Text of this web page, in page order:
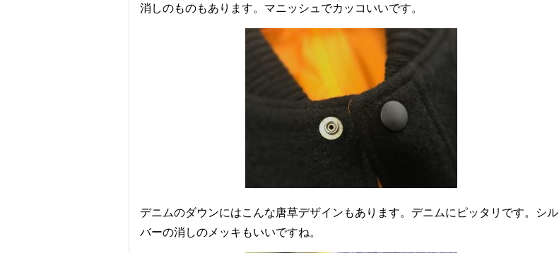
消しのものもあります。マニッシュでカッコいいです。
デニムのダウンにはこんな唐草デザインもあります。デニムにピッタリです。シル
バーの消しのメッキもいいですね。